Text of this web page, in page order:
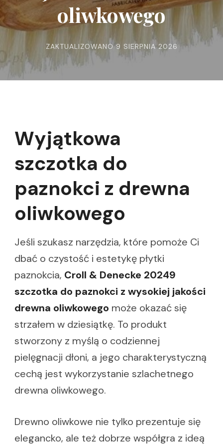
oliwkowego
ZAKTUALIZOWANO9 SIERPNIA 2026
Wyjątkowa
szczotka do
paznokci z drewna
oliwkowego
Jeśli szukasz narzędzia, które pomoże Ci
dbać o czystość i estetykę płytki
paznokcia, Croll & Denecke 20249
szczotka do paznokci z wysokiej jakości
drewna oliwkowego może okazać się
strzałem w dziesiątkę. To produkt
stworzony z myślą o codziennej
pielęgnacji dłoni, a jego charakterystyczną
cechą jest wykorzystanie szlachetnego
drewna oliwkowego.
Drewno oliwkowe nie tylko prezentuje się
elegancko, ale też dobrze współgra z ideą